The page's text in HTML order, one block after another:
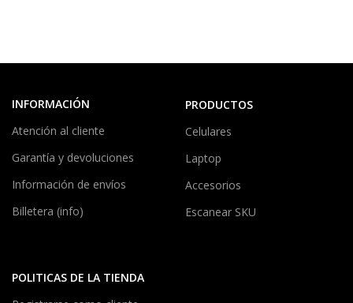
INFORMACIÓN
Atención al cliente
Garantía y devoluciones
Información de envíos
Billetera (info)
PRODUCTOS
Celulares
Laptop
Accesorios
Escanear SKU
POLITICAS DE LA TIENDA